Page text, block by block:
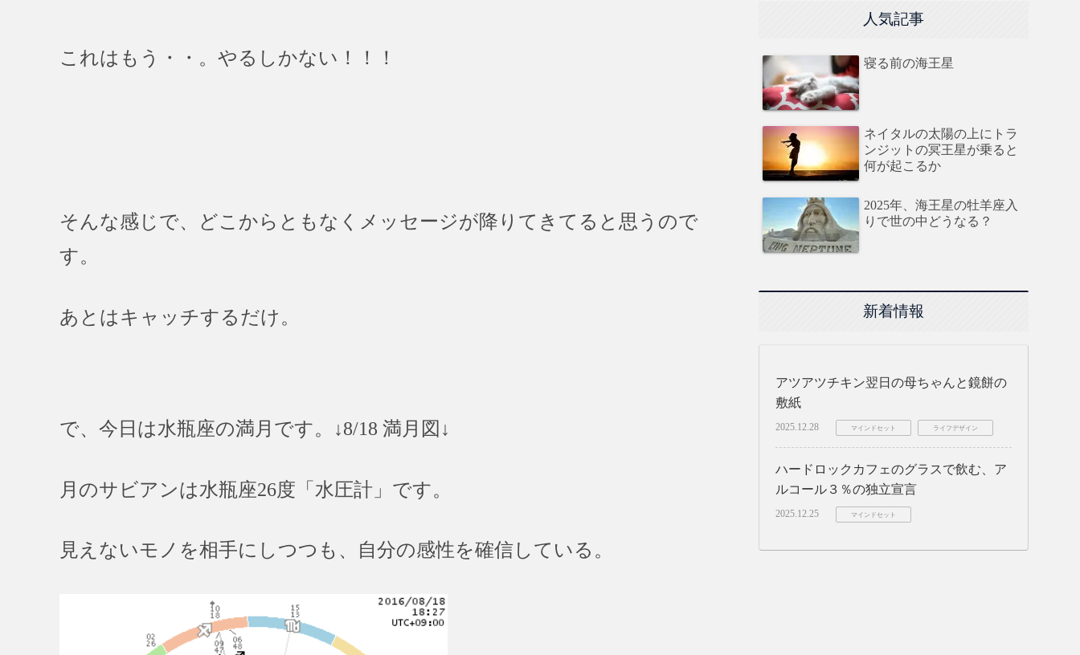
これはもう・・。やるしかない！！！
そんな感じで、どこからともなくメッセージが降りてきてると思うので
す。
あとはキャッチするだけ。
で、今日は水瓶座の満月です。↓8/18 満月図↓
月のサビアンは水瓶座26度「水圧計」です。
見えないモノを相手にしつつも、自分の感性を確信している。
人気記事
寝る前の海王星
ネイタルの太陽の上にトラ
ンジットの冥王星が乗ると
何が起こるか
2025年、海王星の牡羊座入
りで世の中どうなる？
新着情報
アツアツチキン翌日の母ちゃんと鏡餅の
敷紙
2025.12.28 マインドセット ライフデザイン
ハードロックカフェのグラスで飲む、ア
ルコール３％の独立宣言
2025.12.25 マインドセット